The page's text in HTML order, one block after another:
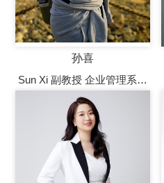
孙喜
Sun Xi 副教授 企业管理系系
副主任，副教授，校级后备
学科带头人，硕士生导师，
博士